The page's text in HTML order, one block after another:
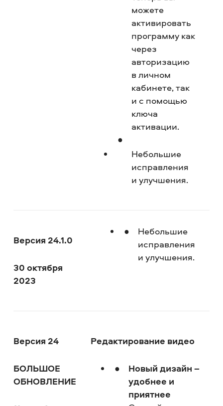
можете
активировать
программу как
через
авторизацию
в личном
кабинете, так
и с помощью
ключа
активации.
Небольшие
исправления
и улучшения.
Версия 24.1.0
30 октября
2023
Небольшие
исправления
и улучшения.
Версия 24
БОЛЬШОЕ
ОБНОВЛЕНИЕ
Редактирование видео
Новый дизайн –
удобнее и
приятнее